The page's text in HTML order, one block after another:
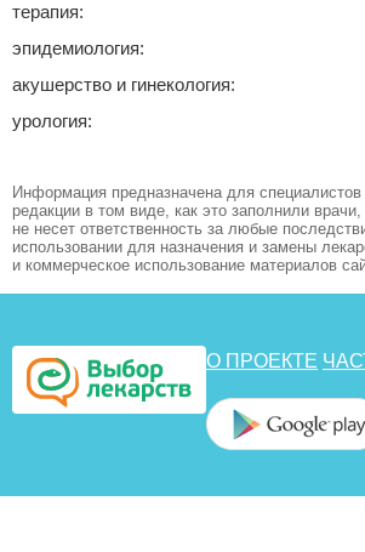
терапия:
эпидемиология:
акушерство и гинекология:
урология:
Информация предназначена для
редакции в том виде, как это заполнили
не несет ответственность за любые
использовании для назначения и замены
и коммерческое использование материалов
О ПРОЕКТЕ